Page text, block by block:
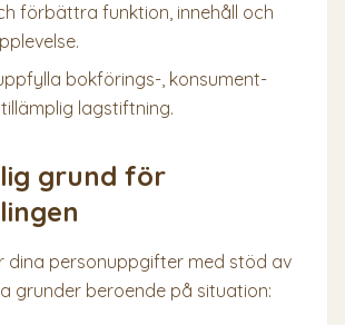
förbättra funktion, innehåll och
bokförings-, konsument-
lagstiftning.
grund för
dina personuppgifter med stöd av
grunder beroende på situation: